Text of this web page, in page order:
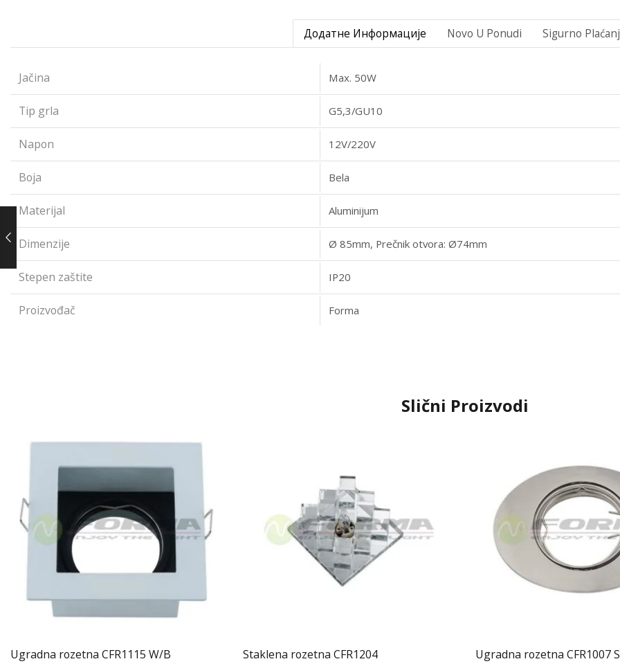
Додатне Информације Novo U Ponudi Sigurno
Jačina Max. 50W
Tip grla G5,3/GU10
Napon 12V/220V
Boja Bela
Materijal Aluminijum
Dimenzije Ø 85mm, Prečnik otvora: Ø74mm
Stepen zaštite IP20
Proizvođač Forma
Slični Proizvodi
Ugradna rozetna CFR1115 W/B Staklena rozetna CFR1204 Ugradna rozetna CFR1007